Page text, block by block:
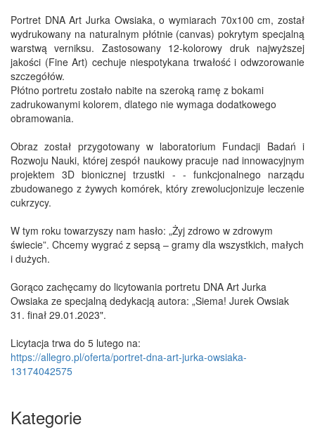
Portret DNA Art Jurka Owsiaka, o wymiarach 70x100 cm, został
wydrukowany na naturalnym płótnie (canvas) pokrytym specjalną
warstwą verniksu. Zastosowany 12-kolorowy druk najwyższej
jakości (Fine Art) cechuje niespotykana trwałość i odwzorowanie
szczegółów.
Płótno portretu zostało nabite na szeroką ramę z bokami
zadrukowanymi kolorem, dlatego nie wymaga dodatkowego
obramowania.
Obraz został przygotowany w laboratorium Fundacji Badań i
Rozwoju Nauki, której zespół naukowy pracuje nad innowacyjnym
projektem 3D bionicznej trzustki - - funkcjonalnego narządu
zbudowanego z żywych komórek, który zrewolucjonizuje leczenie
cukrzycy.
W tym roku towarzyszy nam hasło: „Żyj zdrowo w zdrowym
świecie”. Chcemy wygrać z sepsą – gramy dla wszystkich, małych
i dużych.
Gorąco zachęcamy do licytowania portretu DNA Art Jurka
Owsiaka ze specjalną dedykacją autora: „Siema! Jurek Owsiak
31. finał 29.01.2023".
Licytacja trwa do 5 lutego na:
https://allegro.pl/oferta/portret-dna-art-jurka-owsiaka-
13174042575
Kategorie